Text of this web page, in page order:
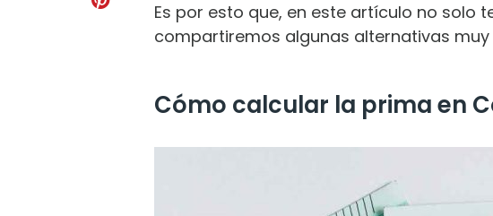
Es por esto que, en este artículo no solo
compartiremos algunas alternativas
Cómo calcular la prima en